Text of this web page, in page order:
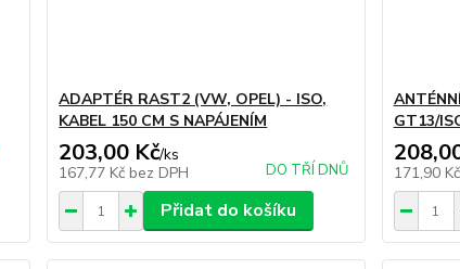
ADAPTÉR RAST2 (VW, OPEL) - ISO,
KABEL 150 CM S NAPÁJENÍM
203,00 Kč/ks
167,77 Kč bez DPH DO TŘÍ DNŮ
Přidat do košíku
GT13/
171,90 Kč